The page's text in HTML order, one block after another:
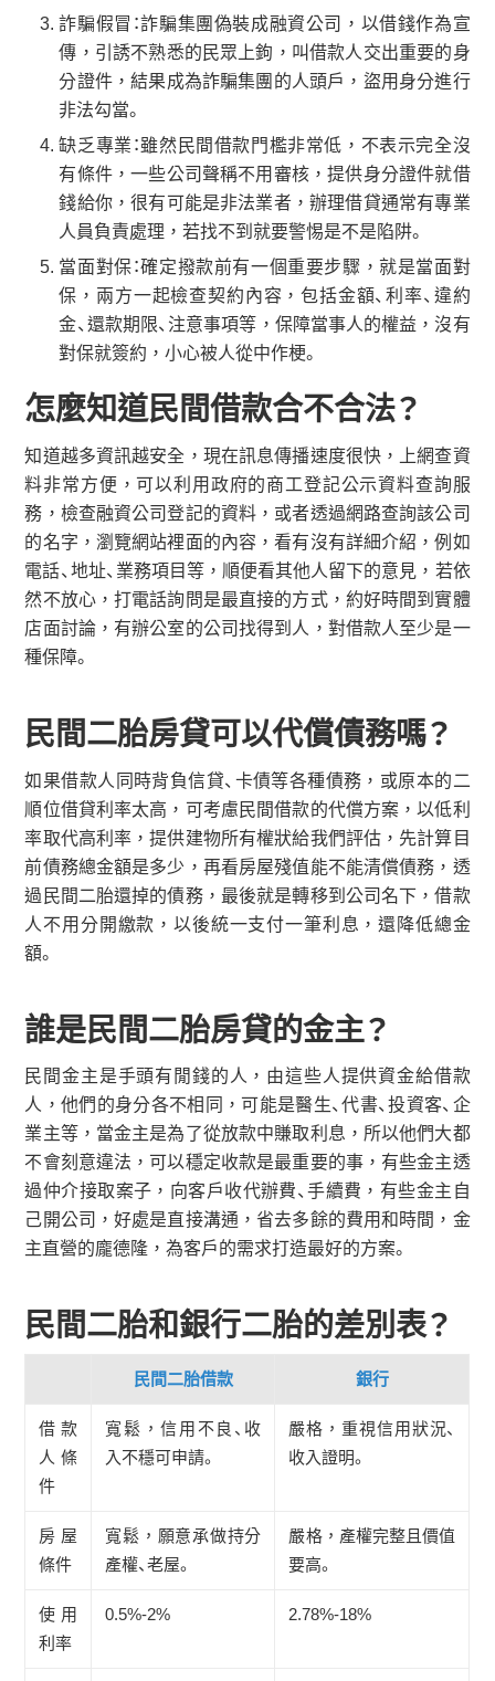
詐騙假冒：詐騙集團偽裝成融資公司，以借錢作為宣
傳，引誘不熟悉的民眾上鉤，叫借款人交出重要的身
分證件，結果成為詐騙集團的人頭戶，盜用身分進行
非法勾當。
缺乏專業：雖然民間借款門檻非常低，不表示完全沒
有條件，一些公司聲稱不用審核，提供身分證件就借
錢給你，很有可能是非法業者，辦理借貸通常有專業
人員負責處理，若找不到就要警惕是不是陷阱。
當面對保：確定撥款前有一個重要步驟，就是當面對
保，兩方一起檢查契約內容，包括金額、利率、違約
金、還款期限、注意事項等，保障當事人的權益，沒有
對保就簽約，小心被人從中作梗。
怎麼知道民間借款合不合法？
知道越多資訊越安全，現在訊息傳播速度很快，上網查資
料非常方便，可以利用政府的商工登記公示資料查詢服
務，檢查融資公司登記的資料，或者透過網路查詢該公司
的名字，瀏覽網站裡面的內容，看有沒有詳細介紹，例如
電話、地址、業務項目等，順便看其他人留下的意見，若依
然不放心，打電話詢問是最直接的方式，約好時間到實體
店面討論，有辦公室的公司找得到人，對借款人至少是一
種保障。
民間二胎房貸可以代償債務嗎？
如果借款人同時背負信貸、卡債等各種債務，或原本的二
順位借貸利率太高，可考慮民間借款的代償方案，以低利
率取代高利率，提供建物所有權狀給我們評估，先計算目
前債務總金額是多少，再看房屋殘值能不能清償債務，透
過民間二胎還掉的債務，最後就是轉移到公司名下，借款
人不用分開繳款，以後統一支付一筆利息，還降低總金
額。
誰是民間二胎房貸的金主？
民間金主是手頭有閒錢的人，由這些人提供資金給借款
人，他們的身分各不相同，可能是醫生、代書、投資客、企
業主等，當金主是為了從放款中賺取利息，所以他們大都
不會刻意違法，可以穩定收款是最重要的事，有些金主透
過仲介接取案子，向客戶收代辦費、手續費，有些金主自
己開公司，好處是直接溝通，省去多餘的費用和時間，金
主直營的龐德隆，為客戶的需求打造最好的方案。
民間二胎和銀行二胎的差別表？
民間二胎借款 銀行
借款
人條
件
寬鬆，信用不良、收
入不穩可申請。
嚴格，重視信用狀況、
收入證明。
房屋
條件
寬鬆，願意承做持分
產權、老屋。
嚴格，產權完整且價值
要高。
使用
利率
0.5%-2% 2.78%-18%